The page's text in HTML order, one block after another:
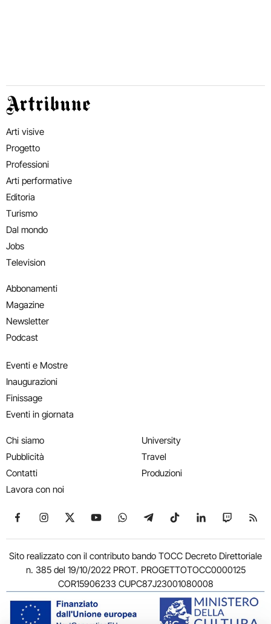
Artribune
Arti visive
Progetto
Professioni
Arti performative
Editoria
Turismo
Dal mondo
Jobs
Television
Abbonamenti
Magazine
Newsletter
Podcast
Eventi e Mostre
Inaugurazioni
Finissage
Eventi in giornata
Chi siamo
Pubblicità
Contatti
Lavora con noi
University
Travel
Produzioni
Seguici su Facebook
Seguici su Instagram
Seguici su X
Seguici su YouTube
Seguici su WhatsApp
Seguici su Telegram
Seguici su TikTok
Seguici su
Seguici
Sito realizzato con il contributo bando TOCC Decreto Direttoriale
n. 385 del 19/10/2022 PROT. PROGETTOTOCC0000125
COR15906233 CUPC87J23001080008